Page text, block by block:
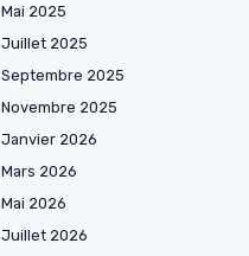
Mai 2025
Juillet 2025
Septembre 2025
Novembre 2025
Janvier 2026
Mars 2026
Mai 2026
Juillet 2026